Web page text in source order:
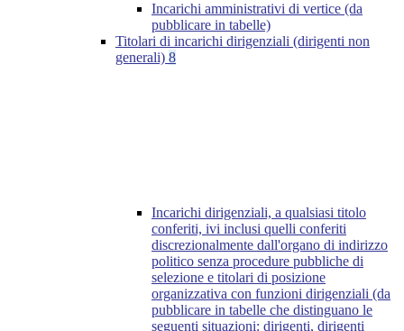
Incarichi amministrativi di vertice (da
pubblicare in tabelle)
Titolari di incarichi dirigenziali (dirigenti non
generali) 8
Incarichi dirigenziali, a qualsiasi titolo
conferiti, ivi inclusi quelli conferiti
discrezionalmente dall'organo di indirizzo
politico senza procedure pubbliche di
selezione e titolari di posizione
organizzativa con funzioni dirigenziali (da
pubblicare in tabelle che distinguano le
seguenti situazioni: dirigenti, dirigenti